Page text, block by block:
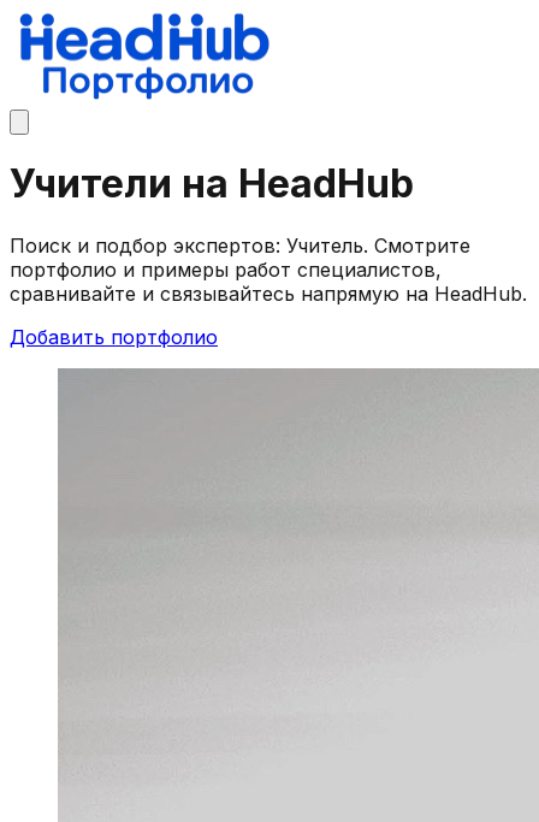
Учители на HeadHub
Поиск и подбор экспертов: Учитель. Смотрите
портфолио и примеры работ специалистов,
сравнивайте и связывайтесь напрямую на HeadHub.
Добавить портфолио